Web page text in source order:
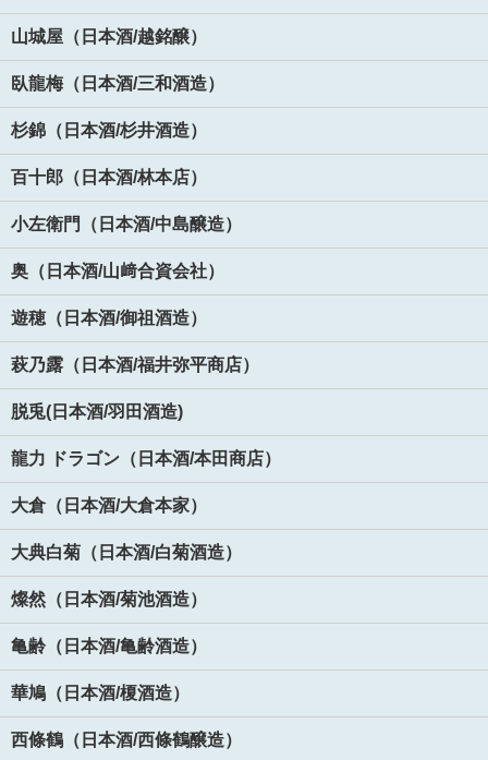
山城屋（日本酒/越銘醸）
臥龍梅（日本酒/三和酒造）
杉錦（日本酒/杉井酒造）
百十郎（日本酒/林本店）
小左衛門（日本酒/中島醸造）
奥（日本酒/山﨑合資会社）
遊穂（日本酒/御祖酒造）
萩乃露（日本酒/福井弥平商店）
脱兎(日本酒/羽田酒造)
龍力 ドラゴン（日本酒/本田商店）
大倉（日本酒/大倉本家）
大典白菊（日本酒/白菊酒造）
燦然（日本酒/菊池酒造）
亀齢（日本酒/亀齢酒造）
華鳩（日本酒/榎酒造）
西條鶴（日本酒/西條鶴醸造）